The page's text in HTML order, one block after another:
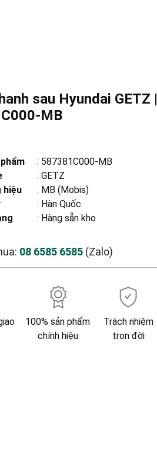
sau Hyundai GETZ |
MB
: 587381C000-MB
: GETZ
hiệu
: MB (Mobis)
: Hàn Quốc
: Hàng sẵn kho
08 6585 6585 (Zalo)
100% sản phẩm
chính hiệu
Trách nhiệm
trọn đời